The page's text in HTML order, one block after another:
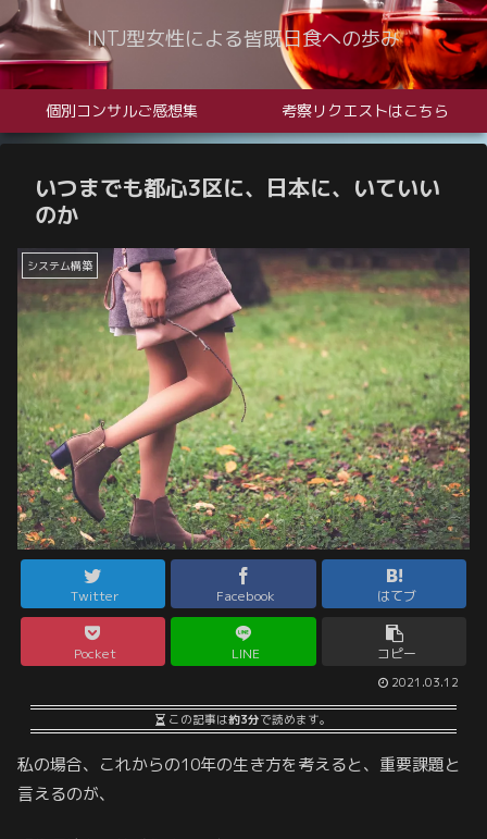
INTJ型女性による皆既日食への歩み
個別コンサルご感想集 考察リクエストはこちら
いつまでも都心3区に、日本に、いていい
のか
システム構築
Twitter Facebook はてブ
Pocket LINE コピー
2021.03.12
この記事は約3分で読めます。
私の場合、これからの10年の生き方を考えると、重要課題と
言えるのが、